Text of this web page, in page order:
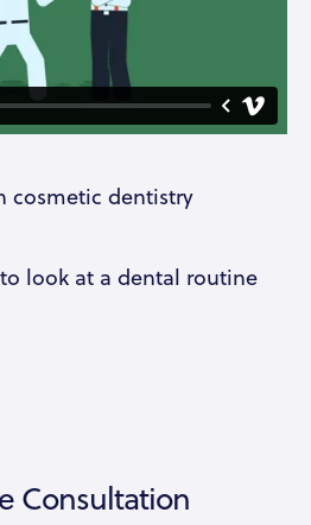
cosmetic dentistry
look at a dental routine
Consultation